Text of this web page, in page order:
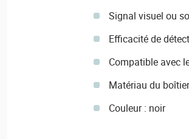
Signal visuel ou
Efficacité de
Compatible avec
Matériau du
Couleur : noir